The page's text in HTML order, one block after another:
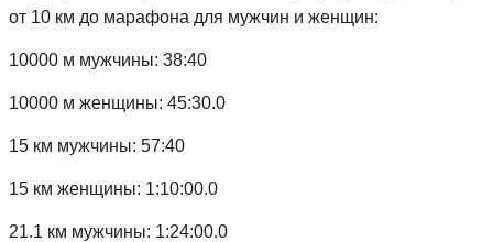
от 10 км до марафона для мужчин и женщин:
10000 м мужчины: 38:40
10000 м женщины: 45:30.0
15 км мужчины: 57:40
15 км женщины: 1:10:00.0
21.1 км мужчины: 1:24:00.0